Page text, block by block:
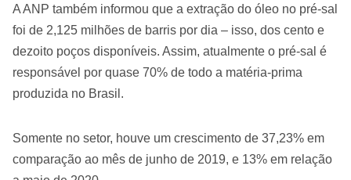
A ANP também informou que a extração do óleo no pré-sal
foi de 2,125 milhões de barris por dia – isso, dos cento e
dezoito poços disponíveis. Assim, atualmente o pré-sal é
responsável por quase 70% de todo a matéria-prima
produzida no Brasil.
Somente no setor, houve um crescimento de 37,23% em
comparação ao mês de junho de 2019, e 13% em relação